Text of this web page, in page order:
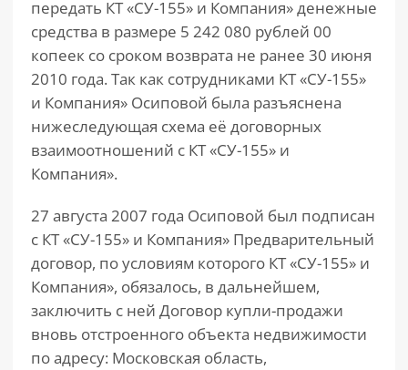
передать КТ «СУ-155» и Компания» денежные
средства в размере 5 242 080 рублей 00
копеек со сроком возврата не ранее 30 июня
2010 года. Так как сотрудниками КТ «СУ-155»
и Компания» Осиповой была разъяснена
нижеследующая схема её договорных
взаимоотношений с КТ «СУ-155» и
Компания».
27 августа 2007 года Осиповой был подписан
с КТ «СУ-155» и Компания» Предварительный
договор, по условиям которого КТ «СУ-155» и
Компания», обязалось, в дальнейшем,
заключить с ней Договор купли-продажи
вновь отстроенного объекта недвижимости
по адресу: Московская область,